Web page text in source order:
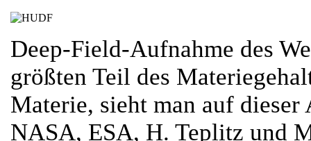
Deep-Field-Aufnahme des
größten Teil des
Materie, sieht man auf
NASA, ESA, H. Teplitz und